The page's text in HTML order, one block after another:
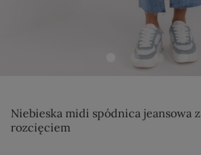
Niebieska midi spódnica jeansowa z
rozcięciem